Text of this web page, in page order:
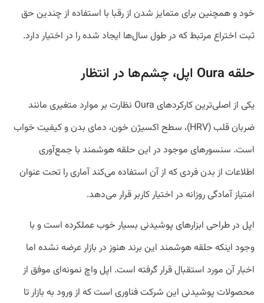
خود و همچنین برای متمایز شدن از رقبا با استفاده از چندین حق
ثبت اختراع مرتبط که در طول سال‌ها ایجاد شده را در اختیار دارد.
حلقه Oura اپل، چشم‌ها در انتظار
یکی از اصلی‌ترین کارکردهای Oura نظارت بر موارد متغیری مانند
ضربان قلب (HRV)، سطح اکسیژن خون، دمای بدن و کیفیت خواب
است. سنسورهای موجود در این حلقه هوشمند با جمع‌آوری
اطلاعات از بدن فردی که از آن استفاده می‌کند آماری را تحت عنوان
امتیاز آمادگی روزانه در اختیار کاربر قرار می‌دهد.
اپل در طراحی ابزارهای پوشیدنی بسیار خوب عملکرده است و با
وجود اینکه حلقه هوشمند این برند هنوز در بازار عرضه نشده اما
اخبار آن مورد استقبال قرار گرفته است. اپل واچ نمونه‌ای موفق از
محصولات پوشیدنی این شرکت فناوری است که از ورود به بازار تا